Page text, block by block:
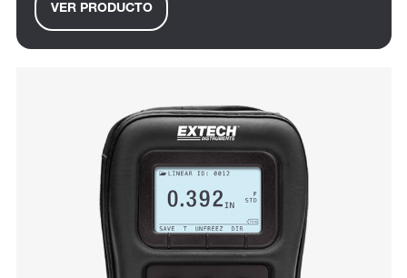
VER PRODUCTO